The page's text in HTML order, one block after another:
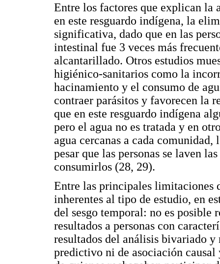
Entre los factores que explican la
en este resguardo indígena, la
significativa, dado que en las
intestinal fue 3 veces más
alcantarillado. Otros estudios
higiénico-sanitarios como la
hacinamiento y el consumo de
contraer parásitos y favorecen la
que en este resguardo indígena
pero el agua no es tratada y en
agua cercanas a cada
pesar que las personas se laven
consumirlos (28, 29).
Entre las principales limitaciones
inherentes al tipo de estudio, en
del sesgo temporal: no es posible
resultados a personas con
resultados del análisis bivariado
predictivo ni de asociación